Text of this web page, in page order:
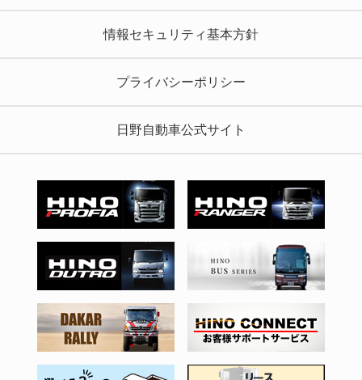
情報セキュリティ基本方針
プライバシーポリシー
日野自動車公式サイト